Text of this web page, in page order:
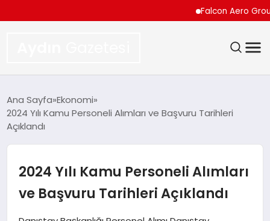
Falcon Aero Group,
TEKNOLOJI
Ana Sayfa Ekonomi
2024 Yılı Kamu Personeli Alımları ve Başvuru Tarihleri
Açıklandı
2024 Yılı Kamu Personeli Alımları
ve Başvuru Tarihleri Açıklandı